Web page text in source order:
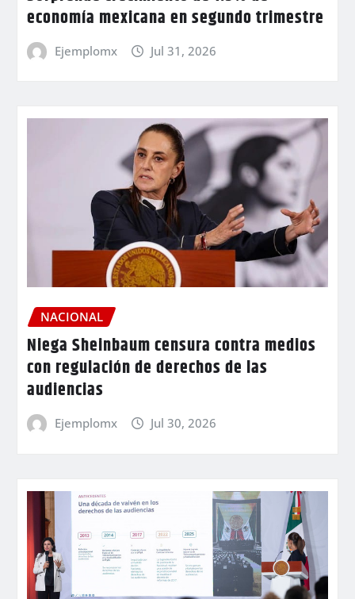
economía mexicana en segundo trimestre
Ejemplomx Jul 31, 2026
NACIONAL
Niega Sheinbaum censura contra medios
con regulación de derechos de las
audiencias
Ejemplomx Jul 30, 2026